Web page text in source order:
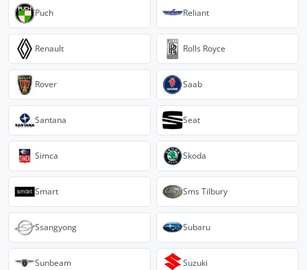
Puch Reliant
Renault Rolls Royce
Rover Saab
Santana Seat
Simca Skoda
Smart Sms Tilbury
Ssangyong Subaru
Sunbeam Suzuki